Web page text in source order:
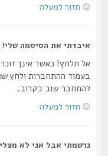
חזור למעלה
איבדתי את הסיסמה שלי!
אל תלחץ! כאשר אינך זוכר
בעמוד ההתחברות ולחץ
להתחבר שוב בקרוב.
חזור למעלה
נרשמתי אבל אני לא מצליח